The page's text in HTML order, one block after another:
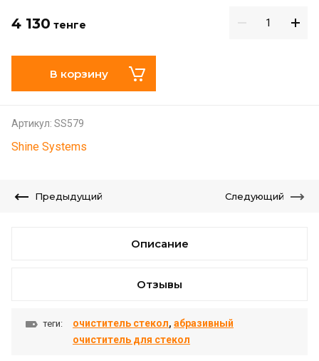
4 130 тенге
В корзину
Артикул: SS579
Shine Systems
Предыдущий Следующий
Описание
Отзывы
теги: очиститель стекол, абразивный
очиститель для стекол